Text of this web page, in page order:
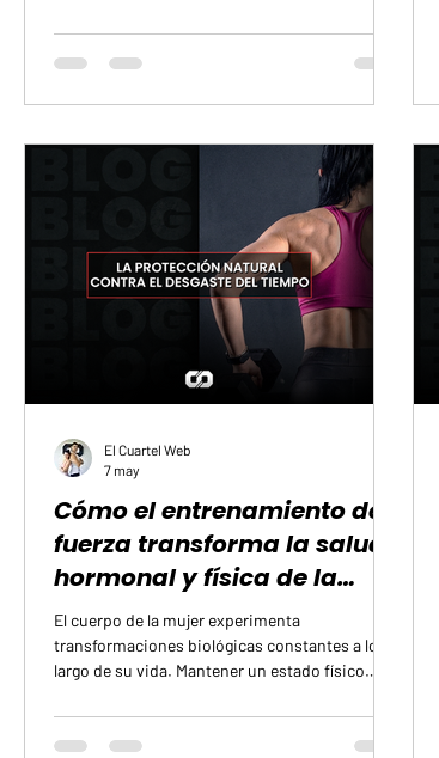
en silencio. Durante esos días, el cuerpo
permanece en alerta más tiempo del que puede
Cómo el entrenamiento de
fuerza transforma la salud
hormonal y física de la
mujer
El cuerpo de la mujer experimenta
transformaciones biológicas constantes a lo
largo de su vida. Mantener un estado físico
depende únicamente de la ausencia de
enfermedades, sino de la capacidad del
El Cuartel Web
7 may